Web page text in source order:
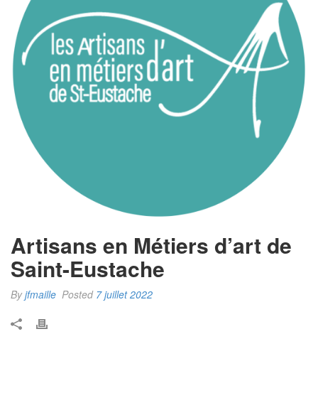
Artisans en Métiers d’art de
Saint-Eustache
Byjfmaille Posted 7 juillet 2022